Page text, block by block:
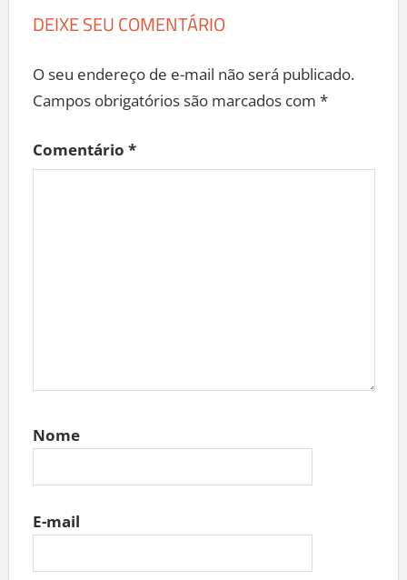
DEIXE SEU COMENTÁRIO
O seu endereço de e-mail não será publicado.
Campos obrigatórios são marcados com *
Comentário *
Nome
E-mail